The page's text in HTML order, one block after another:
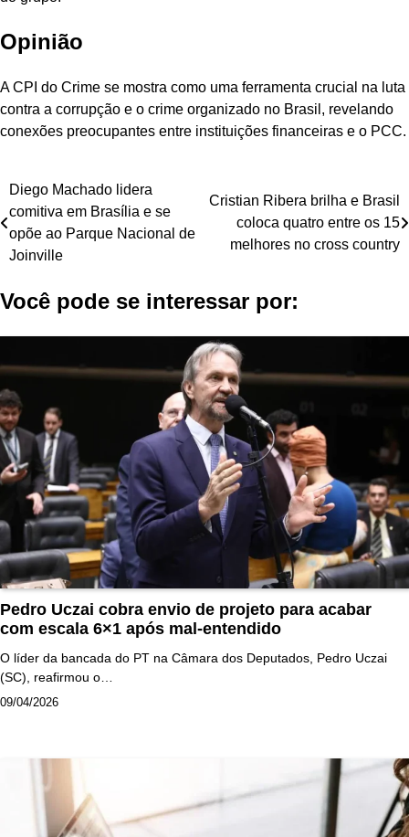
Opinião
A CPI do Crime se mostra como uma ferramenta crucial na luta
contra a corrupção e o crime organizado no Brasil, revelando
conexões preocupantes entre instituições financeiras e o PCC.
Navegação
de
Post
Diego Machado lidera
comitiva em Brasília e se
opõe ao Parque Nacional de
Joinville
Cristian Ribera brilha e Brasil
coloca quatro entre os 15
melhores no cross country
Você pode se interessar por:
Pedro Uczai cobra envio de projeto para acabar
com escala 6×1 após mal-entendido
O líder da bancada do PT na Câmara dos Deputados, Pedro Uczai
(SC), reafirmou o…
09/04/2026